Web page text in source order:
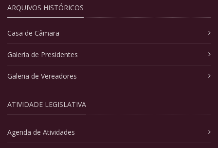
ARQUIVOS HISTÓRICOS
Casa de Câmara
Galeria de Presidentes
Galeria de Vereadores
ATIVIDADE LEGISLATIVA
Agenda de Atividades